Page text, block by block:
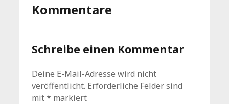
Kommentare
Schreibe einen Kommentar
Deine E-Mail-Adresse wird nicht
veröffentlicht. Erforderliche Felder sind
mit* markiert